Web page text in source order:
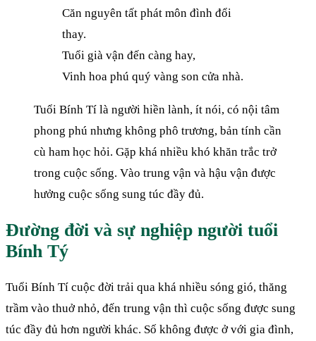
Căn nguyên tất phát môn đình đổi
thay.
Tuổi già vận đến càng hay,
Vinh hoa phú quý vàng son cửa nhà.
Tuổi Bính Tí là người hiền lành, ít nói, có nội tâm
phong phú nhưng không phô trương, bản tính cần
cù ham học hỏi. Gặp khá nhiều khó khăn trắc trở
trong cuộc sống. Vào trung vận và hậu vận được
hưởng cuộc sống sung túc đầy đủ.
Đường đời và sự nghiệp người tuổi
Bính Tý
Tuổi Bính Tí cuộc đời trải qua khá nhiều sóng gió, thăng
trầm vào thuở nhỏ, đến trung vận thì cuộc sống được sung
túc đầy đủ hơn người khác. Số không được ở với gia đình,